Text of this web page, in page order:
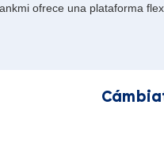
ofrece una plataforma